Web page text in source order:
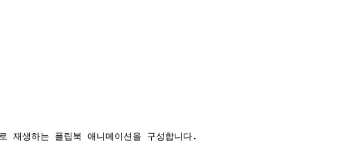
재생하는 플립북 애니메이션을 구성합니다.